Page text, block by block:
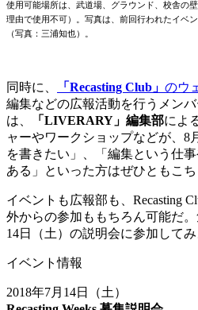
使用可能場所は、武道場、グラウンド、校舎の
理由で使用不可）。写真は、前回行われたイベ
（写真：三浦知也）。
同時に、 「Recasting Club」 のウ
編集などの広報活動を行うメン
は、
「LIVERARY」編集部によ
ャーやワークショップなどが、8
を書きたい」、「編集という仕
ある」といった方はぜひともこち
イベントも広報部も、Recasting
外からの参加ももちろん可能だ
14日（土）の説明会に参加してみ
イベント情報
2018年7月14日（土）